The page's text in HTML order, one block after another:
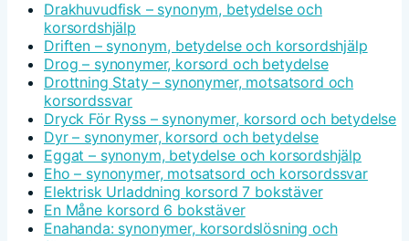
Drakhuvudfisk – synonym, betydelse och
korsordshjälp
Driften – synonym, betydelse och korsordshjälp
Drog – synonymer, korsord och betydelse
Drottning Staty – synonymer, motsatsord och
korsordssvar
Dryck För Ryss – synonymer, korsord och betydelse
Dyr – synonymer, korsord och betydelse
Eggat – synonym, betydelse och korsordshjälp
Eho – synonymer, motsatsord och korsordssvar
Elektrisk Urladdning korsord 7 bokstäver
En Måne korsord 6 bokstäver
Enahanda: synonymer, korsordslösning och